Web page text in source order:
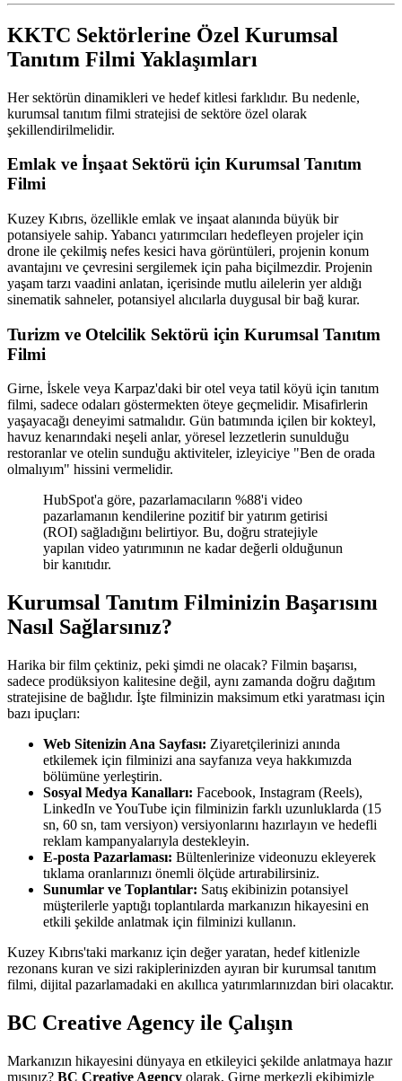
KKTC Sektörlerine Özel Kurumsal
Tanıtım Filmi Yaklaşımları
Her sektörün dinamikleri ve hedef kitlesi farklıdır. Bu nedenle,
kurumsal tanıtım filmi stratejisi de sektöre özel olarak
şekillendirilmelidir.
Emlak ve İnşaat Sektörü için Kurumsal Tanıtım
Filmi
Kuzey Kıbrıs, özellikle emlak ve inşaat alanında büyük bir
potansiyele sahip. Yabancı yatırımcıları hedefleyen projeler için
drone ile çekilmiş nefes kesici hava görüntüleri, projenin konum
avantajını ve çevresini sergilemek için paha biçilmezdir. Projenin
yaşam tarzı vaadini anlatan, içerisinde mutlu ailelerin yer aldığı
sinematik sahneler, potansiyel alıcılarla duygusal bir bağ kurar.
Turizm ve Otelcilik Sektörü için Kurumsal Tanıtım
Filmi
Girne, İskele veya Karpaz'daki bir otel veya tatil köyü için tanıtım
filmi, sadece odaları göstermekten öteye geçmelidir. Misafirlerin
yaşayacağı deneyimi satmalıdır. Gün batımında içilen bir kokteyl,
havuz kenarındaki neşeli anlar, yöresel lezzetlerin sunulduğu
restoranlar ve otelin sunduğu aktiviteler, izleyiciye "Ben de orada
olmalıyım" hissini vermelidir.
HubSpot'a göre, pazarlamacıların %88'i video
pazarlamanın kendilerine pozitif bir yatırım getirisi
(ROI) sağladığını belirtiyor. Bu, doğru stratejiyle
yapılan video yatırımının ne kadar değerli olduğunun
bir kanıtıdır.
Kurumsal Tanıtım Filminizin Başarısını
Nasıl Sağlarsınız?
Harika bir film çektiniz, peki şimdi ne olacak? Filmin başarısı,
sadece prodüksiyon kalitesine değil, aynı zamanda doğru dağıtım
stratejisine de bağlıdır. İşte filminizin maksimum etki yaratması için
bazı ipuçları:
Web Sitenizin Ana Sayfası: Ziyaretçilerinizi anında
etkilemek için filminizi ana sayfanıza veya hakkımızda
bölümüne yerleştirin.
Sosyal Medya Kanalları: Facebook, Instagram (Reels),
LinkedIn ve YouTube için filminizin farklı uzunluklarda (15
sn, 60 sn, tam versiyon) versiyonlarını hazırlayın ve hedefli
reklam kampanyalarıyla destekleyin.
E-posta Pazarlaması: Bültenlerinize videonuzu ekleyerek
tıklama oranlarınızı önemli ölçüde artırabilirsiniz.
Sunumlar ve Toplantılar: Satış ekibinizin potansiyel
müşterilerle yaptığı toplantılarda markanızın hikayesini en
etkili şekilde anlatmak için filminizi kullanın.
Kuzey Kıbrıs'taki markanız için değer yaratan, hedef kitlenizle
rezonans kuran ve sizi rakiplerinizden ayıran bir kurumsal tanıtım
filmi, dijital pazarlamadaki en akıllıca yatırımlarınızdan biri olacaktır.
BC Creative Agency ile Çalışın
Markanızın hikayesini dünyaya en etkileyici şekilde anlatmaya hazır
mısınız? BC Creative Agency olarak, Girne merkezli ekibimizle